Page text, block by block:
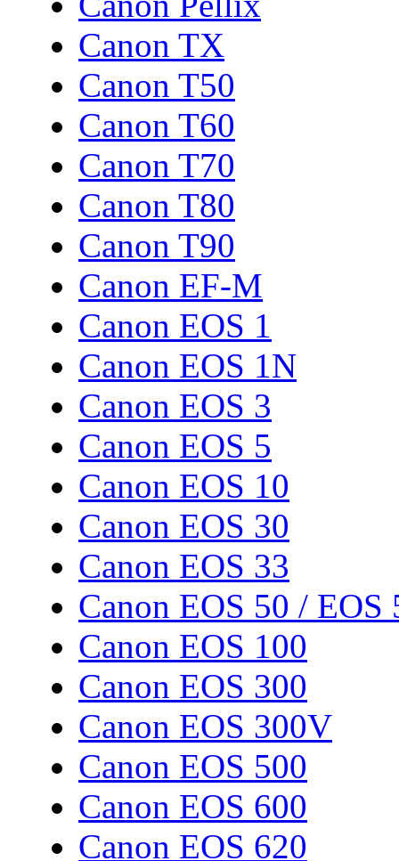
Canon TX
Canon T50
Canon T60
Canon T70
Canon T80
Canon T90
Canon EF-M
Canon EOS 1
Canon EOS 1N
Canon EOS 3
Canon EOS 5
Canon EOS 10
Canon EOS 30
Canon EOS 33
Canon EOS 50 / EOS
Canon EOS 100
Canon EOS 300
Canon EOS 300V
Canon EOS 500
Canon EOS 600
Canon EOS 620